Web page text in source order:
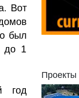
Вот
был
до 1
год
Проекты